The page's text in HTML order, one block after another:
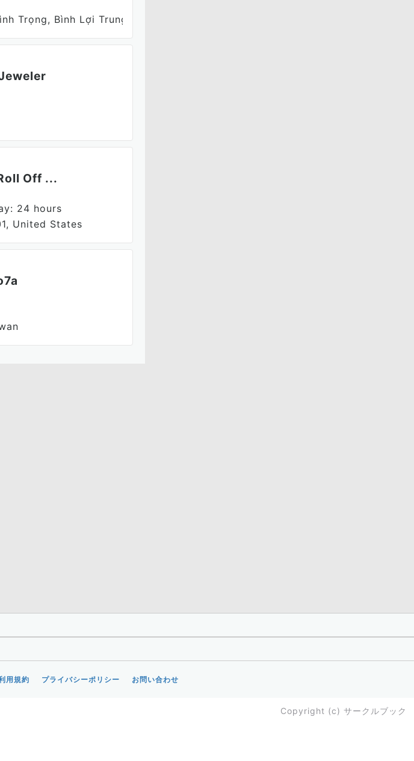
Trọng, Bình Lợi Trung, Hồ Chí Minh, Việt Nam
Off ...
24 hours
United States
用規約 プライバシーポリシー お問い合わせ
Copyright (c) サークルブック